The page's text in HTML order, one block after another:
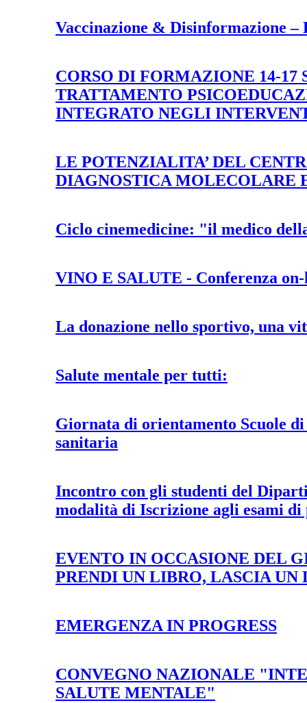
Vaccinazione & Disinformazione
CORSO DI FORMAZIONE 14-17
TRATTAMENTO
INTEGRATO NEGLI
LE POTENZIALITA’ DEL
DIAGNOSTICA MOLECOLARE
Ciclo cinemedicine: "il medico
VINO E SALUTE - Conferenza
La donazione nello sportivo, una
Salute mentale per tutti:
Giornata di orientamento Scuole
sanitaria
Incontro con gli studenti del
modalità di Iscrizione agli esami
EVENTO IN OCCASIONE DEL
PRENDI UN LIBRO, LASCIA UN
EMERGENZA IN PROGRESS
CONVEGNO NAZIONALE
SALUTE MENTALE"